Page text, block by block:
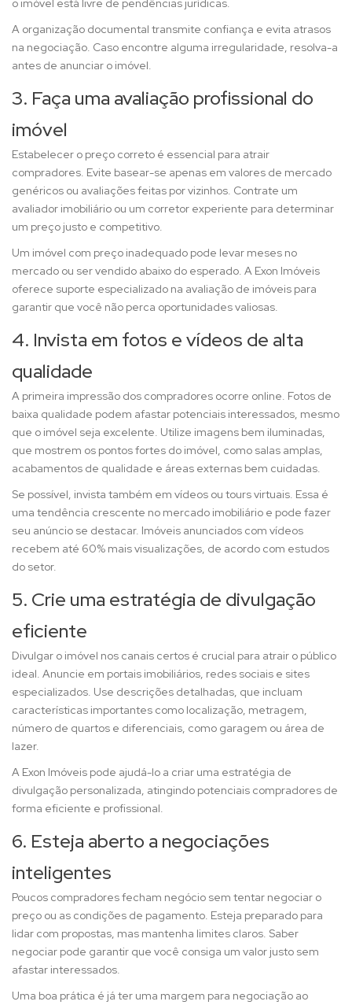
A organização documental transmite confiança e evita atrasos
na negociação. Caso encontre alguma irregularidade, resolva-a
antes de anunciar o imóvel.
3. Faça uma avaliação profissional do
imóvel
Estabelecer o preço correto é essencial para atrair
compradores. Evite basear-se apenas em valores de mercado
genéricos ou avaliações feitas por vizinhos. Contrate um
avaliador imobiliário ou um corretor experiente para determinar
um preço justo e competitivo.
Um imóvel com preço inadequado pode levar meses no
mercado ou ser vendido abaixo do esperado. A Exon Imóveis
oferece suporte especializado na avaliação de imóveis para
garantir que você não perca oportunidades valiosas.
4. Invista em fotos e vídeos de alta
qualidade
A primeira impressão dos compradores ocorre online. Fotos de
baixa qualidade podem afastar potenciais interessados, mesmo
que o imóvel seja excelente. Utilize imagens bem iluminadas,
que mostrem os pontos fortes do imóvel, como salas amplas,
acabamentos de qualidade e áreas externas bem cuidadas.
Se possível, invista também em vídeos ou tours virtuais. Essa é
uma tendência crescente no mercado imobiliário e pode fazer
seu anúncio se destacar. Imóveis anunciados com vídeos
recebem até 60% mais visualizações, de acordo com estudos
do setor.
5. Crie uma estratégia de divulgação
eficiente
Divulgar o imóvel nos canais certos é crucial para atrair o público
ideal. Anuncie em portais imobiliários, redes sociais e sites
especializados. Use descrições detalhadas, que incluam
características importantes como localização, metragem,
número de quartos e diferenciais, como garagem ou área de
lazer.
A Exon Imóveis pode ajudá-lo a criar uma estratégia de
divulgação personalizada, atingindo potenciais compradores de
forma eficiente e profissional.
6. Esteja aberto a negociações
inteligentes
Poucos compradores fecham negócio sem tentar negociar o
preço ou as condições de pagamento. Esteja preparado para
lidar com propostas, mas mantenha limites claros. Saber
negociar pode garantir que você consiga um valor justo sem
afastar interessados.
Uma boa prática é já ter uma margem para negociação ao